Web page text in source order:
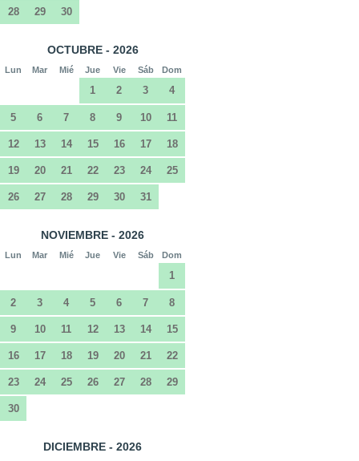
28 29 30
OCTUBRE - 2026
Lun Mar Mié Jue Vie Sáb Dom
1 2 3 4
5 6 7 8 9 10 11
12 13 14 15 16 17 18
19 20 21 22 23 24 25
26 27 28 29 30 31
NOVIEMBRE - 2026
Lun Mar Mié Jue Vie Sáb Dom
1
2 3 4 5 6 7 8
9 10 11 12 13 14 15
16 17 18 19 20 21 22
23 24 25 26 27 28 29
30
DICIEMBRE - 2026